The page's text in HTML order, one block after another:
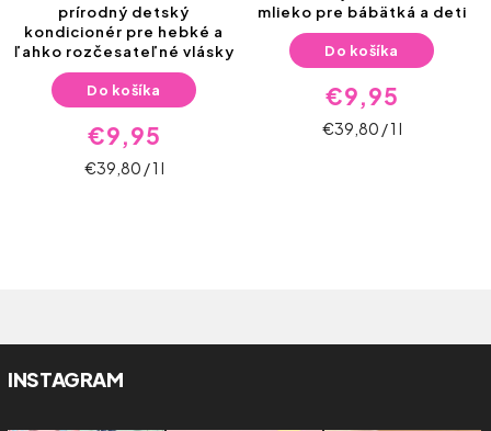
prírodný detský
kondicionér pre hebké a
ľahko rozčesateľné vlásky
€9,95
€39,80 / 1 l
Do košíka
mlieko pre bábätká a deti
€9,95
€39,80 / 1 l
Do košíka
INSTAGRAM